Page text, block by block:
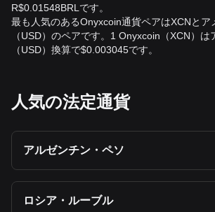
R$0.01548BRLです。
最も人気のあるOnyxcoin通貨ペアはXCNとア
（USD）のペアです。1 Onyxcoin（XCN）
（USD）換算で$0.003045です。
人気の法定通貨
アルゼンチン・ペソ
ロシア・ルーブル